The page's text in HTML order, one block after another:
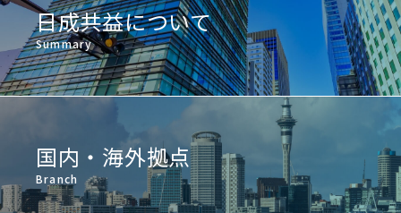
日成共益について
Summary
国内・海外拠点
Branch